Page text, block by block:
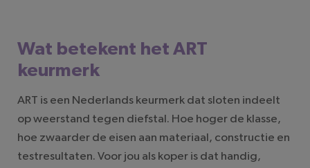
Wat betekent het ART
keurmerk
ART is een Nederlands keurmerk dat sloten indeelt
op weerstand tegen diefstal. Hoe hoger de klasse,
hoe zwaarder de eisen aan materiaal, constructie en
testresultaten. Voor jou als koper is dat handig,